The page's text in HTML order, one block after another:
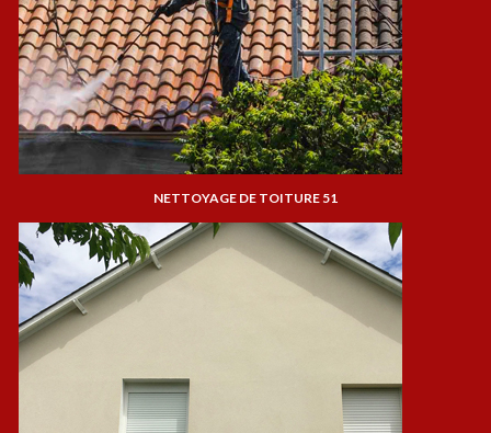
NETTOYAGE DE TOITURE 51